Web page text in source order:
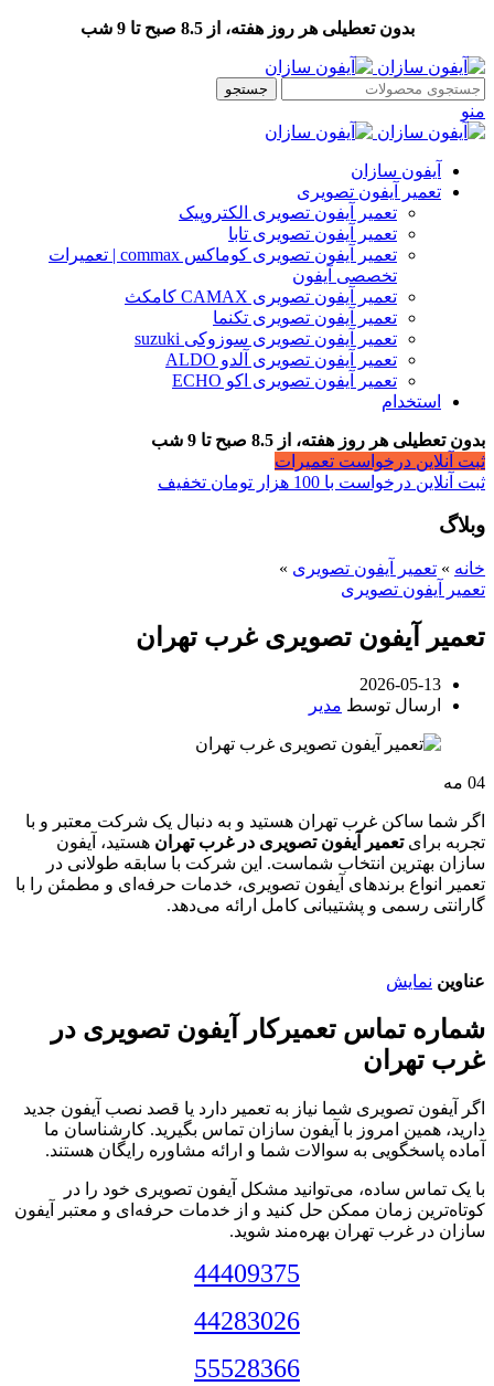
بدون تعطیلی هر روز هفته، از 8.5 صبح تا 9 شب
جستجو
منو
آیفون سازان
تعمیر آیفون تصویری
تعمیر آیفون تصویری الکتروپیک
تعمیر آیفون تصویری تابا
تعمیر آیفون تصویری کوماکس commax | تعمیرات
تخصصی آیفون
تعمیر آیفون تصویری CAMAX کامکث
تعمیر آیفون تصویری تکنما
تعمیر آیفون تصویری سوزوکی suzuki
تعمیر آیفون تصویری آلدو ALDO
تعمیر آیفون تصویری اکو ECHO
استخدام
بدون تعطیلی هر روز هفته، از 8.5 صبح تا 9 شب
ثبت آنلاین درخواست تعمیرات
ثبت آنلاین درخواست با 100 هزار تومان تخفیف
وبلاگ
خانه » تعمیر آیفون تصویری »
تعمیر آیفون تصویری
تعمیر آیفون تصویری غرب تهران
2026-05-13
ارسال توسط مدیر
04 مه
اگر شما ساکن غرب تهران هستید و به دنبال یک شرکت معتبر و با
تجربه برایتعمیر آیفون تصویری در غرب تهران هستید، آیفون
سازان بهترین انتخاب شماست. این شرکت با سابقه طولانی در
تعمیر انواع برندهای آیفون تصویری، خدمات حرفه‌ای و مطمئن را با
گارانتی رسمی و پشتیبانی کامل ارائه می‌دهد.
عناوین نمایش
شماره تماس تعمیرکار آیفون تصویری در
غرب تهران
اگر آیفون تصویری شما نیاز به تعمیر دارد یا قصد نصب آیفون جدید
دارید، همین امروز با آیفون سازان تماس بگیرید. کارشناسان ما
آماده پاسخگویی به سوالات شما و ارائه مشاوره رایگان هستند.
با یک تماس ساده، می‌توانید مشکل آیفون تصویری خود را در
کوتاه‌ترین زمان ممکن حل کنید و از خدمات حرفه‌ای و معتبر آیفون
سازان در غرب تهران بهره‌مند شوید.
44409375
44283026
55528366